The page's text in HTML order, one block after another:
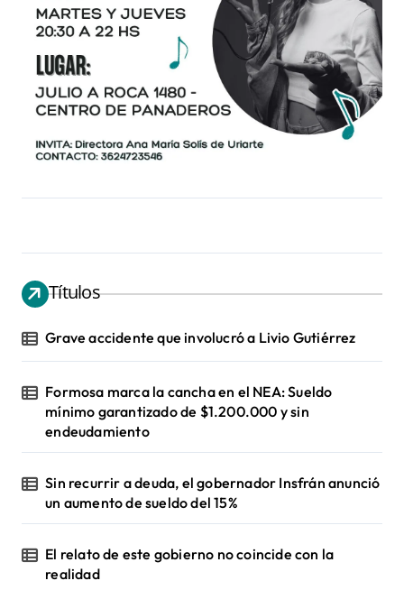
Títulos
Grave accidente que involucró a Livio Gutiérrez
Formosa marca la cancha en el NEA: Sueldo
mínimo garantizado de $1.200.000 y sin
endeudamiento
Sin recurrir a deuda, el gobernador Insfrán anunció
un aumento de sueldo del 15%
El relato de este gobierno no coincide con la
realidad